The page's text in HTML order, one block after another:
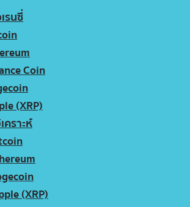
รนซี่
Coin
(XRP)
คราะห์
(XRP)